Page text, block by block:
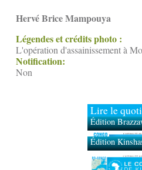
Hervé Brice Mampouya
Légendes et crédits photo :
L'opération d'assainissement à
Notification:
Non
Lire le
Édition
Édition